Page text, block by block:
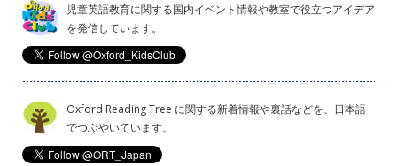
児童英語教育に関する国内イベント情報や教室で役立つアイデア
を発信しています。
Oxford Reading Tree に関する新着情報や裏話などを、日本語
でつぶやいています。